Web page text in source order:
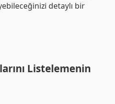
detaylı bir
Listelemenin